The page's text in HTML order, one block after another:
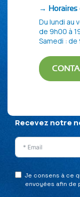
→ Horaires
Du lundi au
de 9h00 à
Samedi : de
Politique de
Recevez notre
Je consens à ce
envoyées afin de